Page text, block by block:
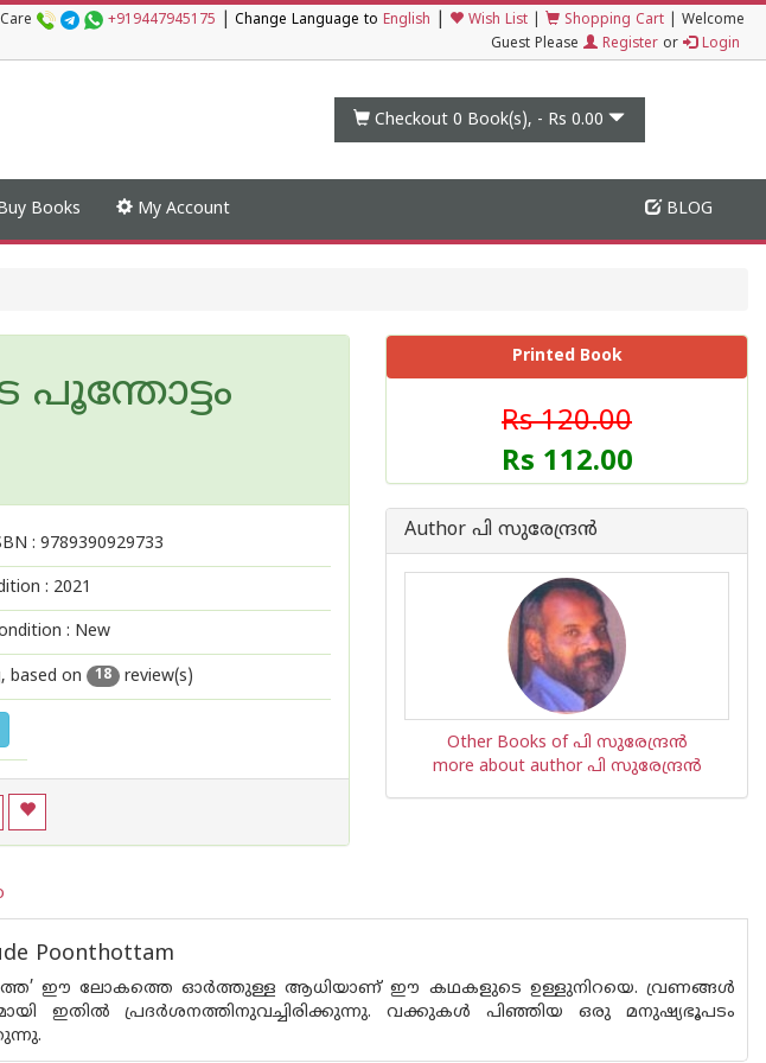
+919447945175 Change Language to English Wish List Shopping Cart
Welcome
Guest Please
Register or Login
Checkout 0 Book(s), - Rs 0.00
Books My Account BLOG
: 9789390929733
: 2021
: New
based on 18 review(s)
Printed Book
Rs 120.00
Rs 112.00
Author പി സുരേന്ദ്രന്‍
Other Books of പി സുരേന്ദ്രന്‍
more about author പി സുരേന്ദ്രന്‍
Poonthottam
ഈ ലോകത്തെ ഓര്‍ത്തുള്ള ആധിയാണ് ഈ കഥകളുടെ ഉള്ളുനിറയെ. വ്രണങ്ങള്‍
ഇതില്‍ പ്രദര്‍ശനത്തിനുവച്ചിരിക്കുന്നു. വക്കുകള്‍ പിഞ്ഞിയ ഒരു മനുഷ്യഭൂപടം